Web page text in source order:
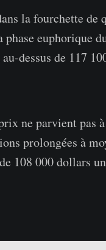
la fourchette
euphorique
dessus de 117
ne parvient pas
prolongées à
108 000 dollars